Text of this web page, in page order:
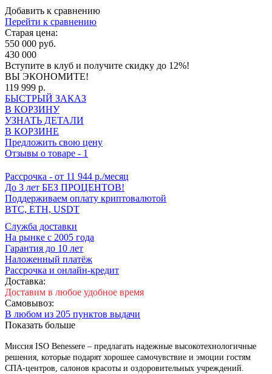
Добавить к сравнению
Перейти к сравнению
Старая цена:
550 000 руб.
430 000
Вступите в клуб и получите скидку до 12%!
ВЫ ЭКОНОМИТЕ!
119 999 р.
БЫСТРЫЙ ЗАКАЗ
В КОРЗИНУ
УЗНАТЬ ДЕТАЛИ
В КОРЗИНЕ
Предложить свою цену
Отзывы о товаре - 1
Рассрочка - от 11 944 р./месяц
До 3 лет БЕЗ ПРОЦЕНТОВ!
Поддерживаем оплату криптовалютой
BTC, ETH, USDT
Cлужба доставки
На рынке с 2005 года
Гарантия до 10 лет
Наложенный платёж
Рассрочка и онлайн-кредит
Доставка:
Доставим в любое удобное время
Самовывоз:
В любом из 205 пунктов выдачи
Показать больше
Миссия ISO Benessere – предлагать надежные высокотехнологичные
решения, которые подарят хорошее самочувствие и эмоции гостям
СПА-центров, салонов красоты и оздоровительных учреждений.